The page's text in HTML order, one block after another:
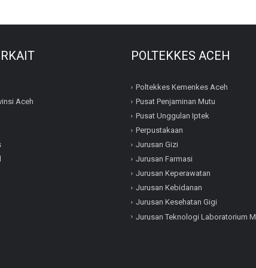
Aceh
POLTEKKES ACEH
Poltekkes Kemenkes Aceh
Pusat Penjaminan Mutu
Pusat Unggulan Iptek
Perpustakaan
Jurusan Gizi
Jurusan Farmasi
Jurusan Keperawatan
Jurusan Kebidanan
Jurusan Kesehatan Gigi
Jurusan Teknologi Laboratorium